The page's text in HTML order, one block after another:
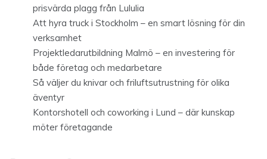
prisvärda plagg från Lululia
Att hyra truck i Stockholm – en smart lösning för din
verksamhet
Projektledarutbildning Malmö – en investering för
både företag och medarbetare
Så väljer du knivar och friluftsutrustning för olika
äventyr
Kontorshotell och coworking i Lund – där kunskap
möter företagande